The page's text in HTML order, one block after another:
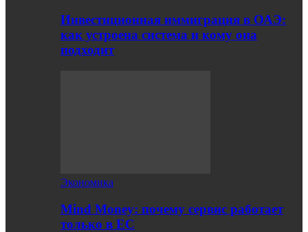
Инвестиционная иммиграция в ОАЭ:
как устроена система и кому она
подходит
Экономика
Mind Money: почему сервис работает
только в ЕС